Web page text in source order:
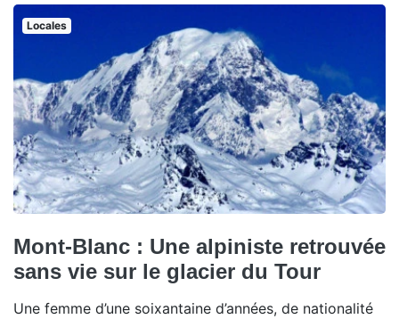
Locales
Mont-Blanc : Une alpiniste retrouvée
sans vie sur le glacier du Tour
Une femme d’une soixantaine d’années, de nationalité